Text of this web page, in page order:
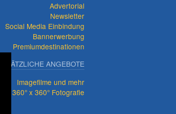
Advertorial
Newsletter
Social Media Einbindung
Bannerwerbung
Premiumdestinationen
ZUSÄTZLICHE ANGEBOTE
Imagefilme und mehr
360° x 360° Fotografie